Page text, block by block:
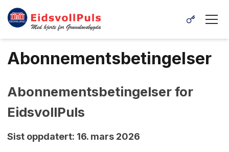
Abonnementsbetingelser
Abonnementsbetingelser for
EidsvollPuls
Sist oppdatert: 16. mars 2026